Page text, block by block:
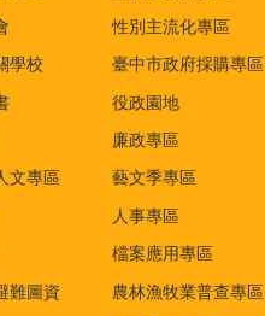
學校
文專區
難圖資
性別主流化專區
臺中市政府採購專區
役政園地
廉政專區
藝文季專區
人事專區
檔案應用專區
農林漁牧業普查專區